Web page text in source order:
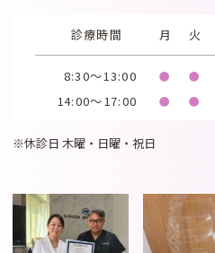
診療時間 月 火
8:30～13:00 ● ●
14:00～17:00 ● ●
※休診日 木曜・日曜・祝日